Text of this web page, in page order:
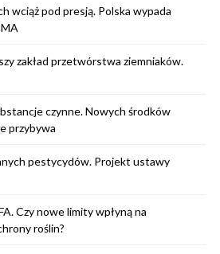
wciąż pod presją. Polska wypada
zakład przetwórstwa ziemniaków.
czynne. Nowych środków
przybywa
pestycydów. Projekt ustawy
Czy nowe limity wpłyną na
roślin?